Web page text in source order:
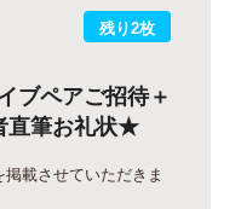
残り2枚
ブペアご招待＋
直筆お礼状★
載させていただきま